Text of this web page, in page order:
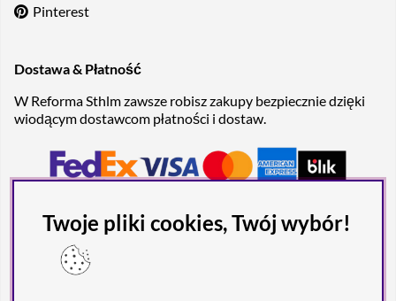
Pinterest
Dostawa & Płatność
W Reforma Sthlm zawsze robisz zakupy bezpiecznie dzięki
wiodącym dostawcom płatności i dostaw.
Twoje pliki cookies, Twój wybór!